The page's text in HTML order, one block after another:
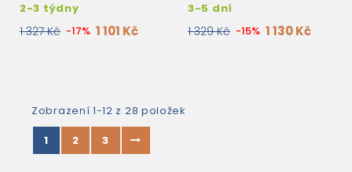
2-3 týdny
1 327 Kč -17% 1 101 Kč
3-5 dní
1 329 Kč -15% 1 130 Kč
Zobrazení 1-12 z 28 položek
1
2 3